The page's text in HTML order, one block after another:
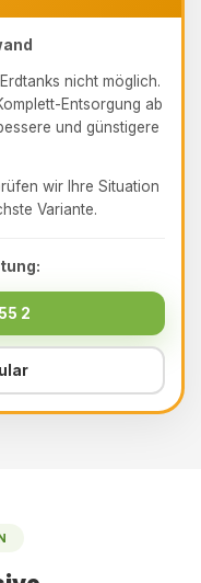
nicht möglich.
Entsorgung ab
und günstigere
wir Ihre Situation
Variante.
2